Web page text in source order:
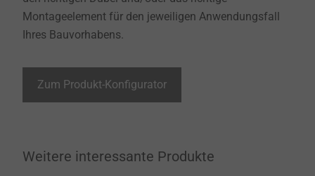
Montageelement für den jeweiligen Anwendungsfall
Ihres Bauvorhabens.
Zum Produkt-Konfigurator
Weitere interessante Produkte